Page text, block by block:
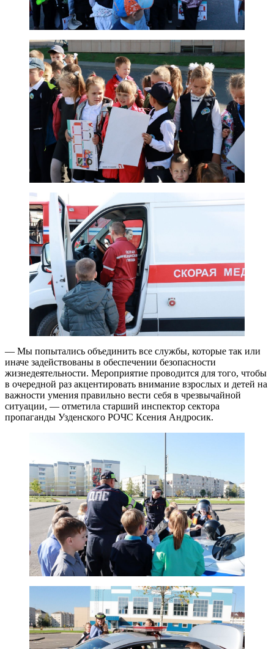
— Мы попытались объединить все службы, которые так или
иначе задействованы в обеспечении безопасности
жизнедеятельности. Мероприятие проводится для того, чтобы
в очередной раз акцентировать внимание взрослых и детей на
важности умения правильно вести себя в чрезвычайной
ситуации, — отметила старший инспектор сектора
пропаганды Узденского РОЧС Ксения Андросик.